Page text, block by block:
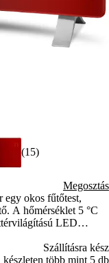
(15)
Megosztás
egy okos fűtőtest,
A hőmérséklet 5 °C
LED
mutatja.
Szállításra kész
készleten több mint 5 db